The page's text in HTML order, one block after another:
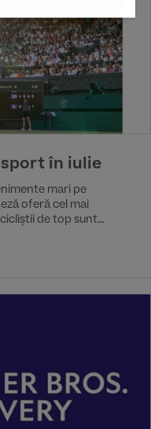
ultimul rând, „Povestea
Byrd Story") aduce
curaj, identitate și
în iulie
mari pe
oferă cel mai
de top sunt
dintre Marile
pe Eurosport și